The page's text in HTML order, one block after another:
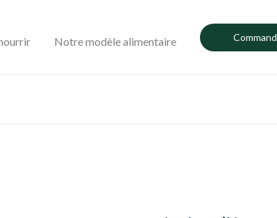
Notre modèle alimentaire